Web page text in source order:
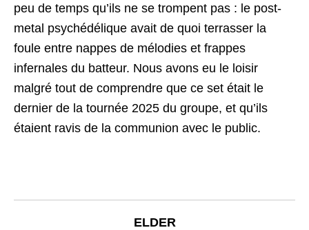
peu de temps qu’ils ne se trompent pas : le post-
metal psychédélique avait de quoi terrasser la
foule entre nappes de mélodies et frappes
infernales du batteur. Nous avons eu le loisir
malgré tout de comprendre que ce set était le
dernier de la tournée 2025 du groupe, et qu’ils
étaient ravis de la communion avec le public.
ELDER